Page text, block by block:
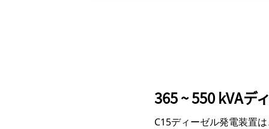
365 ~ 550 kVAデ
C15ディーゼル発電装置